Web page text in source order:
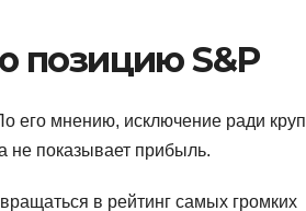
позицию S&P
его мнению, исключение ради
не показывает прибыль.
в рейтинг самых громких